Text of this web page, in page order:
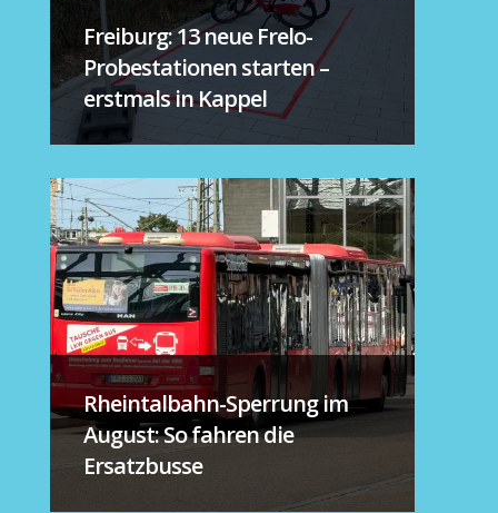
Freiburg: 13 neue Frelo-
Probestationen starten –
erstmals in Kappel
Rheintalbahn-Sperrung im
August: So fahren die
Ersatzbusse